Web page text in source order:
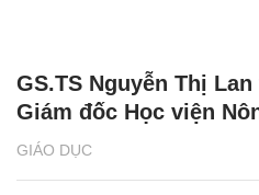
GIÁO DỤC
GS.TS Nguyễn Thị
Giám đốc Học viện